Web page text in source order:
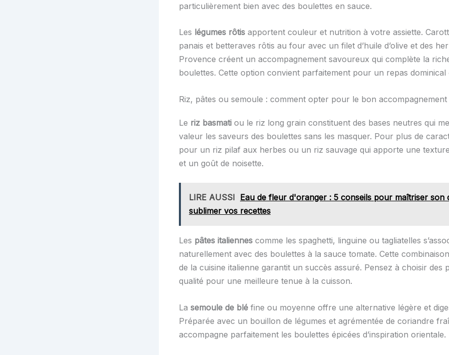
particulièrement bien avec des boulettes en sauce.
Les légumes rôtis apportent couleur et nutrition à votre assiette.
panais et betteraves rôtis au four avec un filet d’huile d’olive et des
Provence créent un accompagnement savoureux qui complète la
boulettes. Cette option convient parfaitement pour un repas dominical
Riz, pâtes ou semoule : comment opter pour le bon accompagnement
Le riz basmati ou le riz long grain constituent des bases neutres qui
valeur les saveurs des boulettes sans les masquer. Pour plus de
pour un riz pilaf aux herbes ou un riz sauvage qui apporte une
et un goût de noisette.
LIRE AUSSI Eau de fleur d'oranger : 5 conseils pour maîtriser son
sublimer vos recettes
Les pâtes italiennes comme les spaghetti, linguine ou tagliatelles
naturellement avec des boulettes à la sauce tomate. Cette
de la cuisine italienne garantit un succès assuré. Pensez à choisir des
qualité pour une meilleure tenue à la cuisson.
La semoule de blé fine ou moyenne offre une alternative légère et
Préparée avec un bouillon de légumes et agrémentée de coriandre
accompagne parfaitement les boulettes épicées d’inspiration orientale.